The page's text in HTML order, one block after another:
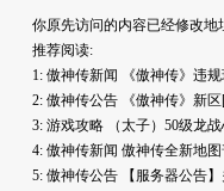
你原先访问的内容已经修改地
推荐阅读:
1: 傲神传新闻
《傲神传》违
2: 傲神传公告
《傲神传》新
3: 游戏攻略
（太子）50级龙
4: 傲神传新闻 傲神传全新地
5: 傲神传公告
【服务器公告